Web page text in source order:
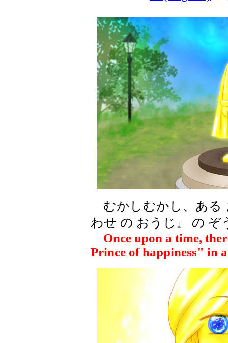
むかしむかし、ある
わせ の おうじ』 の ぞ
Once upon a time,
Prince of happiness" in